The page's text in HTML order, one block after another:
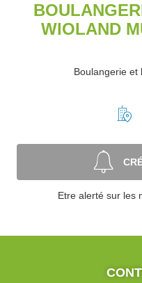
WIOLAND
Boulangerie et
Etre alerté sur les